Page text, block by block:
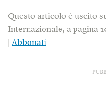
Questo articolo è uscito
Internazionale, a pagina
Abbonati